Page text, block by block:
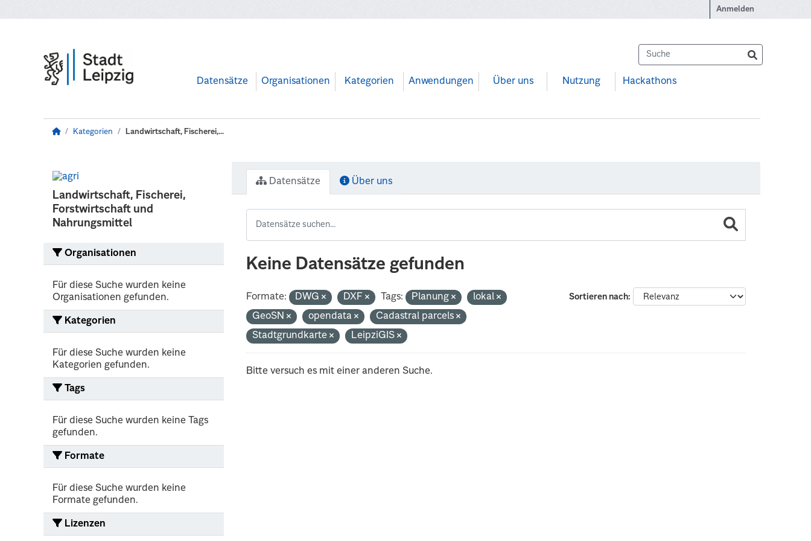
Anmelden
Datensätze Organisationen Kategorien Anwendungen Über uns Nutzung Hackathons
Kategorien Landwirtschaft, Fischerei,...
Landwirtschaft, Fischerei,
Forstwirtschaft und
Nahrungsmittel
Organisationen
Für diese Suche wurden keine
Organisationen gefunden.
Kategorien
Für diese Suche wurden keine
Kategorien gefunden.
Tags
Für diese Suche wurden keine Tags
gefunden.
Formate
Für diese Suche wurden keine
Formate gefunden.
Lizenzen
Datensätze Über uns
Keine Datensätze gefunden
Sortieren nach
Formate: DWG DXF Tags: Planung
lokal
GeoSN
opendata
Cadastral parcels
Stadtgrundkarte
LeipziGIS
Bitte versuch es mit einer anderen Suche.